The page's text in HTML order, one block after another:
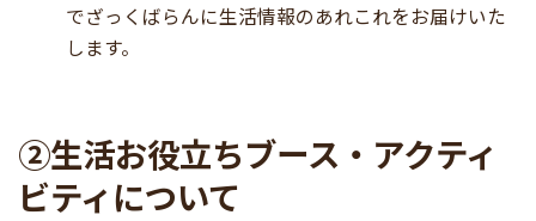
でざっくばらんに生活情報のあれこれをお届けいた
します。
②生活お役立ちブース・アクティ
ビティについて